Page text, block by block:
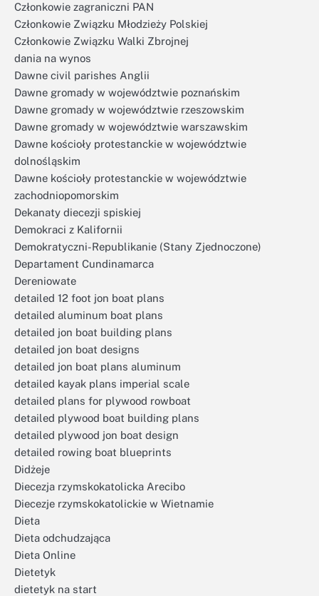
Członkowie zagraniczni PAN
Członkowie Związku Młodzieży Polskiej
Członkowie Związku Walki Zbrojnej
dania na wynos
Dawne civil parishes Anglii
Dawne gromady w województwie poznańskim
Dawne gromady w województwie rzeszowskim
Dawne gromady w województwie warszawskim
Dawne kościoły protestanckie w województwie
dolnośląskim
Dawne kościoły protestanckie w województwie
zachodniopomorskim
Dekanaty diecezji spiskiej
Demokraci z Kalifornii
Demokratyczni-Republikanie (Stany Zjednoczone)
Departament Cundinamarca
Dereniowate
detailed 12 foot jon boat plans
detailed aluminum boat plans
detailed jon boat building plans
detailed jon boat designs
detailed jon boat plans aluminum
detailed kayak plans imperial scale
detailed plans for plywood rowboat
detailed plywood boat building plans
detailed plywood jon boat design
detailed rowing boat blueprints
Didżeje
Diecezja rzymskokatolicka Arecibo
Diecezje rzymskokatolickie w Wietnamie
Dieta
Dieta odchudzająca
Dieta Online
Dietetyk
dietetyk na start